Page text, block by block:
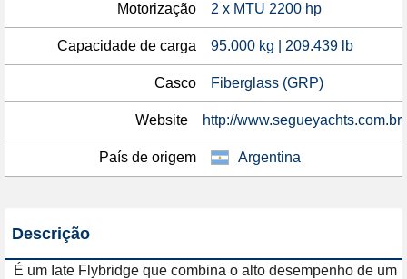
Motorização 2 x MTU 2200 hp
Capacidade de carga 95.000 kg | 209.439 lb
Casco Fiberglass (GRP)
Website http://www.segueyachts.com.br
País de origem Argentina
Descrição
É um Iate Flybridge que combina o alto desempenho de um